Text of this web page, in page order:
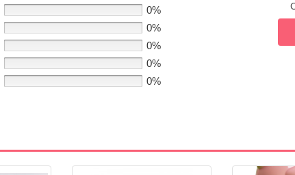
0%
0%
0%
0%
0%